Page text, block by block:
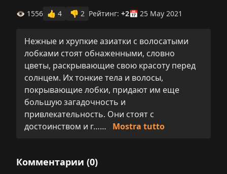
👁 1556 👍 4 👎 2 Рейтинг: +2📅 25 May 2021
Нежные и хрупкие азиатки с волосатыми
лобками стоят обнаженными, словно
цветы, раскрывающие свою красоту перед
солнцем. Их тонкие тела и волосы,
покрывающие лобки, придают им еще
большую загадочность и
привлекательность. Они стоят с
достоинством и г……
Mostra tutto
Комментарии (0)